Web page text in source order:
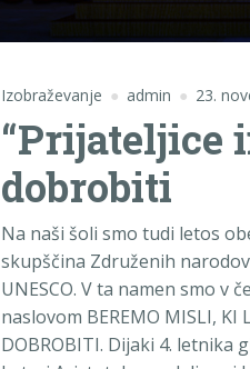
Izobraževanje admin 23.
“Prijateljice
dobrobiti
Na naši šoli smo tudi letos
skupščina Združenih
UNESCO. V ta namen smo v
naslovom BEREMO MISLI, KI
DOBROBITI. Dijaki 4.